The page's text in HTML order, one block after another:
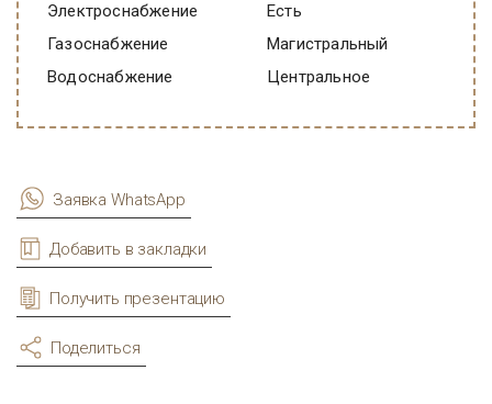
Электроснабжение
есть
Газоснабжение
Магистральный
Водоснабжение
Центральное
Заявка WhatsApp
Добавить в закладки
Получить презентацию
Поделиться